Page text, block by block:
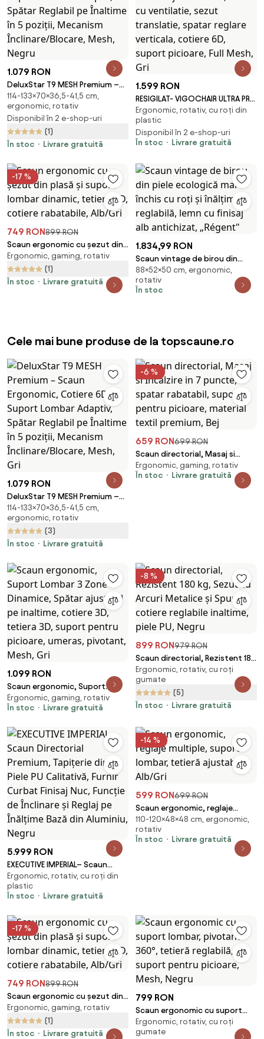
1.079 RON
DeluxStar T9 MESH Premium –
Scaun Ergonomic, Cotiere 6D,
Suport Lombar Adaptiv, Spătar
Reglabil pe Înaltime în 5 poziții,
Mecanism Înclinare/Blocare,
Mesh, Negru
114-133×70×36,5-41,5 cm,
ergonomic, rotativ
Disponibil în 2 e-shop-uri
(1)
În stoc
Livrare gratuită
1.599 RON
RESIGILAT- VIGOCHAIR ULTRA PRO
VENT Scaun ergonomic, suport
lombar cu masaj si incalzire,
sezut cu ventilatie, sezut
translatie, spatar reglare
picioare, Full Mesh, Gri
Ergonomic, rotativ, cu roți din
plastic
Disponibil în 2 e-shop-uri
În stoc
Livrare gratuită
-17 %
749 RON899 RON
Scaun ergonomic cu șezut din
plasă și suport lombar dinamic,
tetiera 3D, cotiere rabatabile,
Alb/Gri
Ergonomic, gaming, rotativ
(1)
În stoc
Livrare gratuită
1.834,99 RON
Scaun vintage de birou din
piele ecologică maro închis cu
roți și înălțime reglabilă, lemn
cu finisaj alb antichizat,
88×52×50 cm, ergonomic,
rotativ
În stoc
Cele mai bune produse de la topscaune.ro
1.079 RON
DeluxStar T9 MESH Premium –
Scaun Ergonomic, Cotiere 6D,
Suport Lombar Adaptiv, Spătar
Reglabil pe Înaltime în 5 poziții,
Mecanism Înclinare/Blocare,
114-133×70×36,5-41,5 cm,
ergonomic, rotativ
(3)
În stoc
Livrare gratuită
-6 %
659 RON699 RON
Scaun directorial, Masaj si
Incalzire in 7 puncte, spatar
rabatabil, suport pentru
Ergonomic, gaming, rotativ
În stoc
Livrare gratuită
1.099 RON
Scaun ergonomic, Suport
Lombar 3 Zone Dinamice,
Spătar ajustabil pe inaltime,
pentru picioare, umeras,
pivotant, Mesh, Gri
Ergonomic, gaming, rotativ
În stoc
Livrare gratuită
-8 %
899 RON979 RON
Scaun directorial, Rezistent 180
kg, Sezut cu Arcuri Metalice și
Spumă, cotiere reglabile
inaltime, piele PU, Negru
Ergonomic, rotativ, cu roți
gumate
(5)
În stoc
Livrare gratuită
5.999 RON
EXECUTIVE IMPERIAL– Scaun
Directorial Premium, Tapițerie
din Piele PU Calitativă, Furnir
Curbat Finisaj Nuc, Funcție de
Bază din Aluminiu, Negru
Ergonomic, rotativ, cu roți din
plastic
În stoc
Livrare gratuită
-14 %
599 RON699 RON
Scaun ergonomic, reglaje
multiple, suport lombar, tetieră
ajustabilă, Alb/Gri
110-120×48×48 cm, ergonomic,
rotativ
În stoc
Livrare gratuită
-17 %
749 RON899 RON
Scaun ergonomic cu șezut din
plasă și suport lombar dinamic,
tetiera 3D, cotiere rabatabile,
Alb/Gri
Ergonomic, gaming, rotativ
(1)
În stoc
Livrare gratuită
799 RON
Scaun ergonomic cu suport
lombar, pivotant 360°, tetieră
reglabilă, suport pentru
Ergonomic, rotativ, cu roți
gumate